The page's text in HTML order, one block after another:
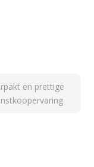
en prettige